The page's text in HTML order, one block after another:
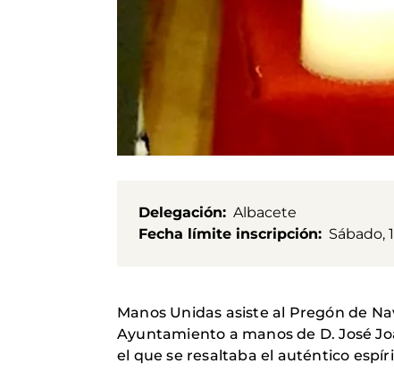
Delegación
Albacete
Fecha límite inscripción
Sábado,
Manos Unidas asiste al Pregón de
Ayuntamiento a manos de D. José
el que se resaltaba el auténtico